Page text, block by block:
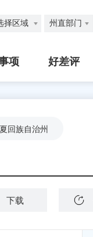
择区域 州直部门
项 好差评
回族自治州
下载